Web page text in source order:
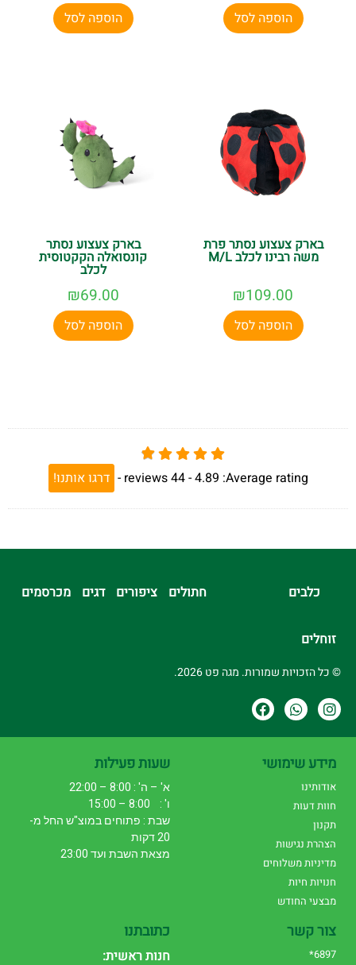
הוספה לסל הוספה לסל
בארק צעצוע נסתר פרת
משה רבינו לכלב M/L
₪109.00
הוספה לסל
בארק צעצוע נסתר
קונסואלה הקקטוסית
לכלב
₪69.00
הוספה לסל
Average rating:
4.89 -
44
reviews
- דרגו אותנו!
כלבים חתולים ציפורים דגים מכרסמים
זוחלים
© כל הזכויות שמורות. מגה פט 2026.
מידע שימושי
אודותינו
חוות דעות
תקנון
הצהרת נגישות
מדיניות משלוחים
חנויות חיות
מבצעי החודש
שעות פעילות
א' – ה' : 8:00 – 22:00
ו' : 8:00 – 15:00
שבת : פתוחים במוצ"ש החל מ-
20 דקות
מצאת השבת ועד 23:00
צור קשר
6897*
כתובתנו
חנות ראשית: